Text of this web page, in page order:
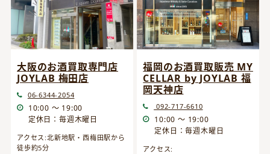
大阪のお酒買取専門店
JOYLAB 梅田店
06-6344-2054
10:00 ～ 19:00
定休日：毎週木曜日
アクセス:北新地駅・西梅田駅から
徒歩約5分
福岡のお酒買取販売 MY
CELLAR by JOYLAB 福
岡天神店
092-717-6610
10:00 ～ 19:00
定休日：毎週木曜日
アクセス: